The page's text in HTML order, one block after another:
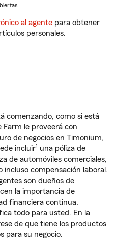
al agente para obtener
personales.
comenzando, como si está
le proveerá con
de negocios en Timonium,
incluir1 una póliza de
de automóviles comerciales,
incluso compensación laboral.
son dueños de
la importancia de
financiera continua.
todo para usted. En la
de que tiene los productos
para su negocio.